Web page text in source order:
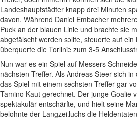
Landeshauptstädter knapp drei Minuten
davon. Während Daniel Embacher
Puck an der blauen Linie und brachte sie
abgefälscht werden sollte, steuerte auf
überquerte die Torlinie zum 3-5
Nun war es ein Spiel auf Messers
nächsten Treffer. Als Andreas Steer sich
das Spiel mit einem sechsten Treffer gar
Tamino Kaut gerechnet. Der junge Goalie
spektakulär entschärfte, und hielt seine
belohnte der Langzeitluchs die